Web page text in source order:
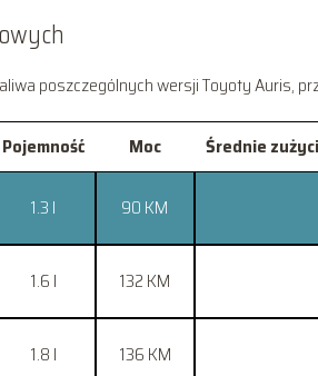
poszczególnych wersji Toyoty Auris,
Pojemność Moc Średnie
1.3 l 90 KM
1.6 l 132 KM
1.8 l 136 KM